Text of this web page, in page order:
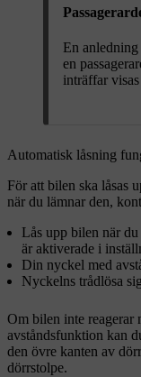
En
en
inträffar
Automatisk låsning
För att bilen ska låsas
när du lämnar den,
Lås upp bilen när
är aktiverade i
Din nyckel med
Nyckelns trådlösa
Om bilen inte reagerar
avståndsfunktion kan
den övre kanten av
dörrstolpe.